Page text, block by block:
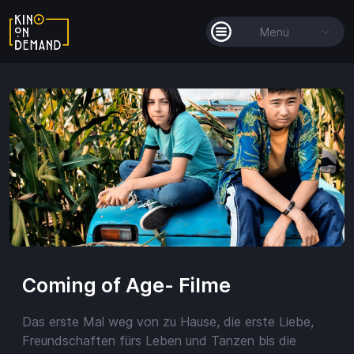
Menü
Alle Filme
Filmkollektionen
So funktioniert's
Guthaben
Guthaben
Coming of Age- Filme
Das erste Mal weg von zu Hause, die erste Liebe,
Freundschaften fürs Leben und Tanzen bis die